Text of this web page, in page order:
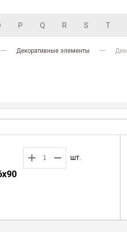
P Q R S T
Декоративные элементы
шт.